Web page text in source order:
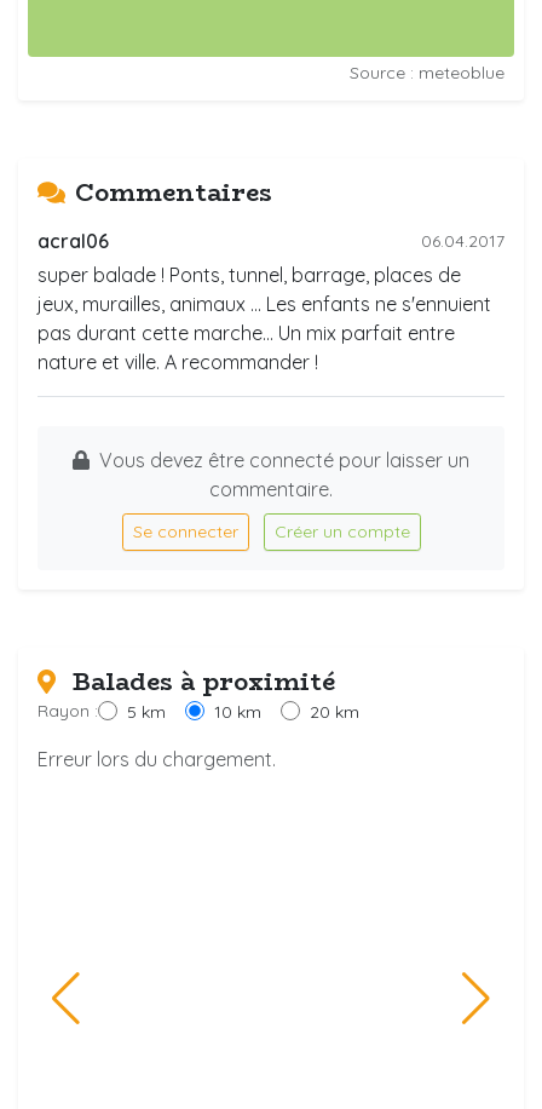
Source : meteoblue
Commentaires
acral06 06.04.2017
super balade ! Ponts, tunnel, barrage, places de
jeux, murailles, animaux ... Les enfants ne s'ennuient
pas durant cette marche... Un mix parfait entre
nature et ville. A recommander !
Vous devez être connecté pour laisser un
commentaire.
Se connecter Créer un compte
Balades à proximité
Rayon : 5 km 10 km 20 km
Erreur lors du chargement.